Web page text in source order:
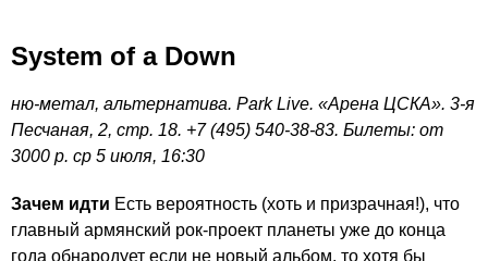
System of a Down
ню-метал, альтернатива. Park Live. «Арена ЦСКА». 3-я
Песчаная, 2, стр. 18. +7 (495) 540-38-83. Билеты: от
3000 р. ср 5 июля, 16:30
Зачем идти Есть вероятность (хоть и призрачная!), что
главный армянский рок-проект планеты уже до конца
года обнародует если не новый альбом, то хотя бы